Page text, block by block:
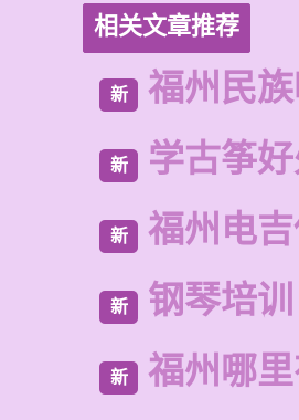
相关文章推荐
新 福州民
新 学古筝
新 福州电吉
新 钢琴培
新 福州哪